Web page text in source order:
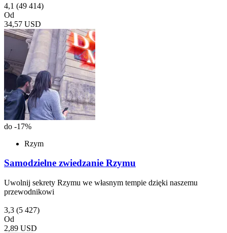
4,1 (49 414)
Od
34,57 USD
do -17%
Rzym
Samodzielne zwiedzanie Rzymu
Uwolnij sekrety Rzymu we własnym tempie dzięki naszemu
przewodnikowi
3,3 (5 427)
Od
2,89 USD